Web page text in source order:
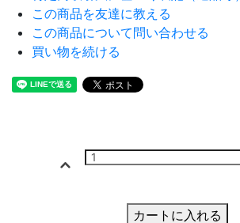
この商品を友達に教える
この商品について問い合わせる
買い物を続ける
カートに入れる